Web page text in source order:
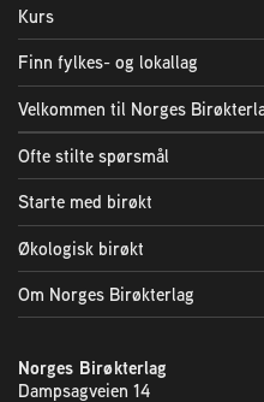
Sykdom hos bier
Sukkeravgiftsrefusjon
Prosjekter
Norges Birøkterlags
Min side (Rubic)
Dampsagveien 14
Kurs
Finn fylkes- og lokallag
Velkommen til Norges
Ofte stilte spørsmål
Starte med birøkt
Økologisk birøkt
Om Norges Birøkterlag
Norges Birøkterlag
Dampsagveien 14